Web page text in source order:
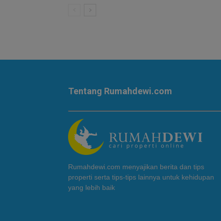
Tentang Rumahdewi.com
Rumahdewi.com menyajikan berita dan tips
properti serta tips-tips lainnya untuk kehidupan
yang lebih baik